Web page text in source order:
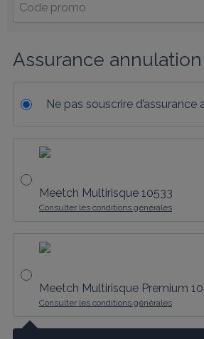
Assurance annulation
Ne pas souscrire d’assurance
Meetch Multirisque 10533
Consulter les conditions générales
Meetch Multirisque Premium
Consulter les conditions générales